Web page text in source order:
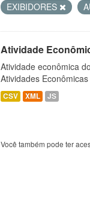
EXIBIDORES
Atividade
Atividade econômica
Atividades
CSV XML JS
Você também pode ter